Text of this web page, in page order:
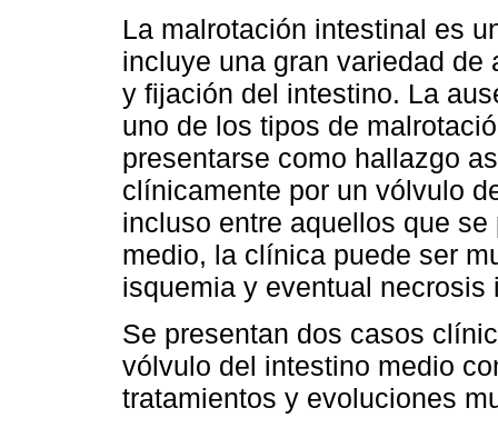
La malrotación intestinal es
incluye una gran variedad
y fijación del intestino. La
uno de los tipos de
presentarse como hallazgo
clínicamente por un vólvulo
incluso entre aquellos que
medio, la clínica puede ser
isquemia y eventual necrosis
Se presentan dos casos
vólvulo del intestino medio
tratamientos y evoluciones